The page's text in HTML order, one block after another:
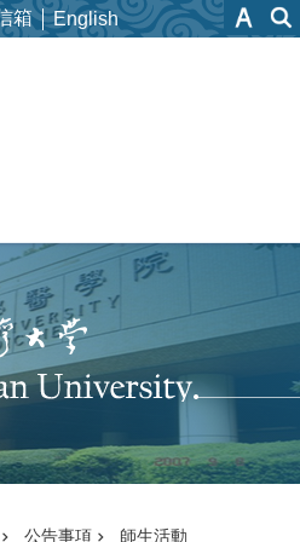
箱 English
公告事項 師生活動